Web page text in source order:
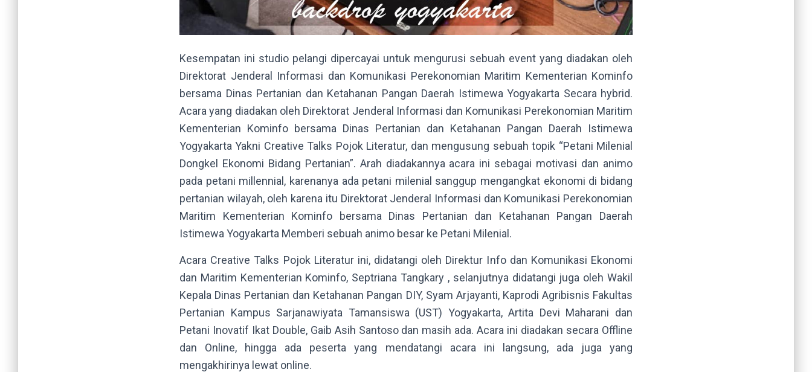
Kesempatan ini studio pelangi dipercayai untuk mengurusi sebuah event yang diadakan oleh
Direktorat Jenderal Informasi dan Komunikasi Perekonomian Maritim Kementerian Kominfo
bersama Dinas Pertanian dan Ketahanan Pangan Daerah Istimewa Yogyakarta Secara hybrid.
Acara yang diadakan oleh Direktorat Jenderal Informasi dan Komunikasi Perekonomian Maritim
Kementerian Kominfo bersama Dinas Pertanian dan Ketahanan Pangan Daerah Istimewa
Yogyakarta Yakni Creative Talks Pojok Literatur, dan mengusung sebuah topik “Petani Milenial
Dongkel Ekonomi Bidang Pertanian”. Arah diadakannya acara ini sebagai motivasi dan animo
pada petani millennial, karenanya ada petani milenial sanggup mengangkat ekonomi di bidang
pertanian wilayah, oleh karena itu Direktorat Jenderal Informasi dan Komunikasi Perekonomian
Maritim Kementerian Kominfo bersama Dinas Pertanian dan Ketahanan Pangan Daerah
Istimewa Yogyakarta Memberi sebuah animo besar ke Petani Milenial.
Acara Creative Talks Pojok Literatur ini, didatangi oleh Direktur Info dan Komunikasi Ekonomi
dan Maritim Kementerian Kominfo, Septriana Tangkary , selanjutnya didatangi juga oleh Wakil
Kepala Dinas Pertanian dan Ketahanan Pangan DIY, Syam Arjayanti, Kaprodi Agribisnis Fakultas
Pertanian Kampus Sarjanawiyata Tamansiswa (UST) Yogyakarta, Artita Devi Maharani dan
Petani Inovatif Ikat Double, Gaib Asih Santoso dan masih ada. Acara ini diadakan secara Offline
dan Online, hingga ada peserta yang mendatangi acara ini langsung, ada juga yang
mengakhirinya lewat online.